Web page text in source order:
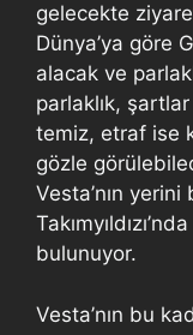
gelecekte
Dünya’ya göre
alacak ve
parlaklık,
temiz, etraf ise
gözle
Vesta’nın
bulunuyor.
Vesta’nın bu